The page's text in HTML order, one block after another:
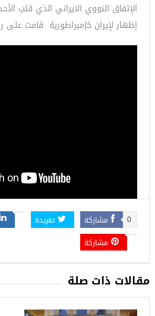
الإتفاق النووي الايراني الذي قلب
إظهار لإيران كإمبراطورية قامت على
مشاركة 0 تغريدة
مشاركة
مقالات ذات صلة